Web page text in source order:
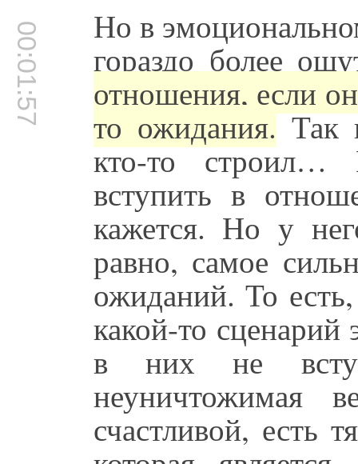
00:01:57 Но в
гораздо более
отношения, если
то ожидания.Так
кто-то строил…
вступить в
кажется. Но у
равно, самое
ожиданий. То
какой-то
в них не
неуничтожимая
счастливой, есть